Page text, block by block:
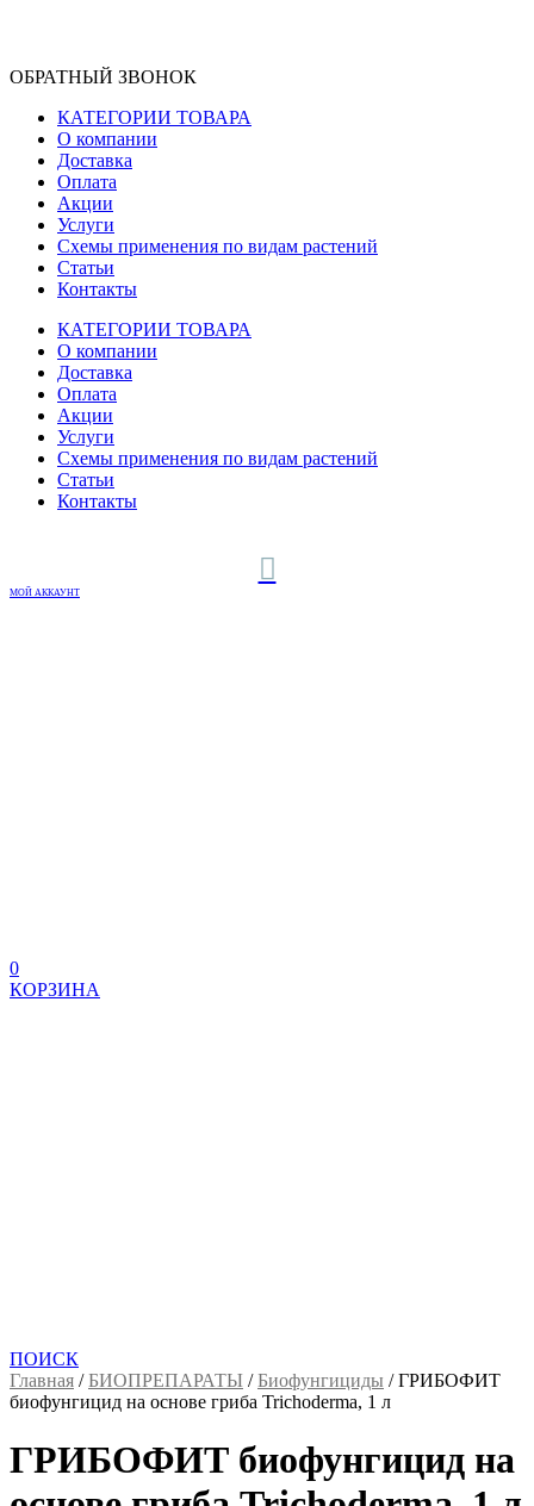
ОБРАТНЫЙ ЗВОНОК
КАТЕГОРИИ ТОВАРА
О компании
Доставка
Оплата
Акции
Услуги
Схемы применения по видам растений
Статьи
Контакты
КАТЕГОРИИ ТОВАРА
О компании
Доставка
Оплата
Акции
Услуги
Схемы применения по видам растений
Статьи
Контакты
МОЙ АККАУНТ
0
КОРЗИНА
ПОИСК
Главная /БИОПРЕПАРАТЫ /Биофунгициды /ГРИБОФИТ
биофунгицид на основе гриба Trichoderma, 1 л
ГРИБОФИТ биофунгицид на